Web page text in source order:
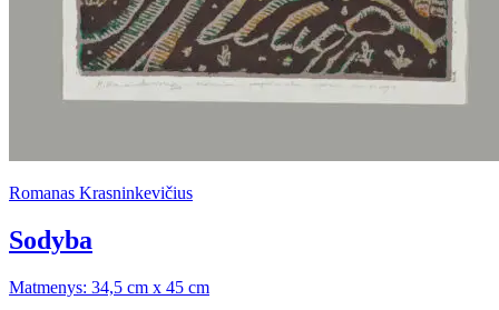
Romanas Krasninkevičius
Sodyba
Matmenys: 34,5 cm x 45 cm